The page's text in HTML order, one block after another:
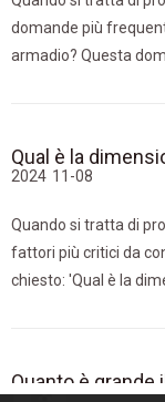
domande più
armadio? Questa
Qual è la
Quando si tratta di
fattori più critici da
chiesto: 'Qual è la
2024 11-08
Quanto è grande